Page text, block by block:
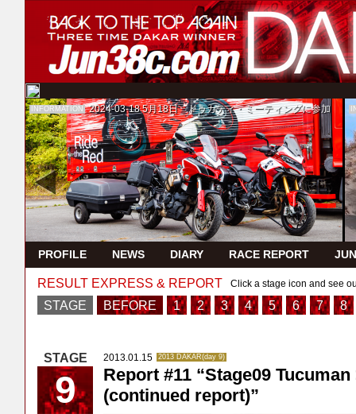
INFORMATION 2024-03-18 5月18日 ドゥカティ・ミーティングに参加
PROFILE NEWS DIARY RACE REPORT
RESULT EXPRESS & REPORT Click a stage icon and see
STAGE BEFORE 1 2 3 4 5 6 7 8
9
2013.01.15 2013 DAKAR(day 9)
Report #11 “Stage09
(continued report)”